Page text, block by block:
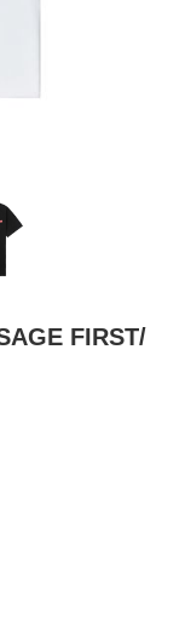
FIRST/